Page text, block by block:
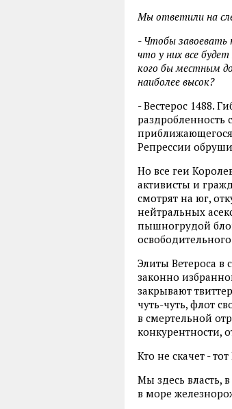
Мы ответили на
- Чтобы завоевать
что у них все
кого бы местным
наиболее высок?
- Вестерос 1488.
Репрессии
Но все геи
активисты и
смотрят на юг,
нейтральных
пышногрудой
Элиты Ветероса в
законно
закрывают
чуть-чуть, флот
в смертельной
конкурентности,
Кто не скачет -
Мы здесь власть,
в море